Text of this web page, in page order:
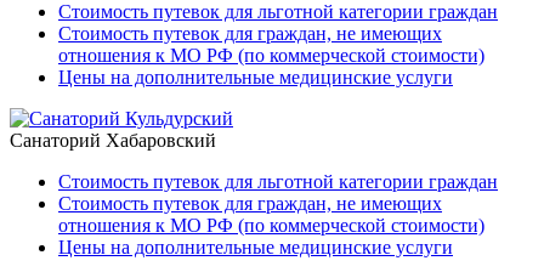
Стоимость путевок для льготной категории граждан
Стоимость путевок для граждан, не имеющих
отношения к МО РФ (по коммерческой стоимости)
Цены на дополнительные медицинские услуги
Санаторий Хабаровский
Стоимость путевок для льготной категории граждан
Стоимость путевок для граждан, не имеющих
отношения к МО РФ (по коммерческой стоимости)
Цены на дополнительные медицинские услуги